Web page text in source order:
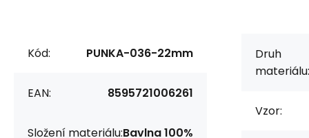
Kód: PUNKA-036-22mm
EAN: 8595721006261
Složení materiálu:Bavlna 100%
Druh
materiálu:
Vzor: